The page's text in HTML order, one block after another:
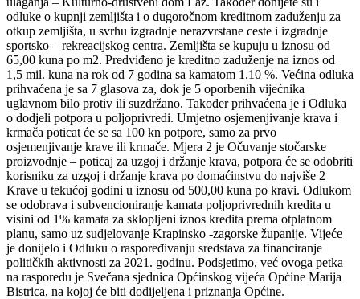
odluke o kupnji zemljišta i o dugoročnom kreditnom zaduženju za
otkup zemljišta, u svrhu izgradnje nerazvrstane ceste i izgradnje
sportsko – rekreacijskog centra. Zemljišta se kupuju u iznosu od
65,00 kuna po m2. Predviđeno je kreditno zaduženje na iznos od
1,5 mil. kuna na rok od 7 godina sa kamatom 1.10 %. Većina odluka
prihvaćena je sa 7 glasova za, dok je 5 oporbenih vijećnika
uglavnom bilo protiv ili suzdržano. Također prihvaćena je i Odluka
o dodjeli potpora u poljoprivredi. Umjetno osjemenjivanje krava i
krmača poticat će se sa 100 kn potpore, samo za prvo
osjemenjivanje krave ili krmače. Mjera 2 je Očuvanje stočarske
proizvodnje – poticaj za uzgoj i držanje krava, potpora će se odobriti
korisniku za uzgoj i držanje krava po domaćinstvu do najviše 2
Krave u tekućoj godini u iznosu od 500,00 kuna po kravi. Odlukom
se odobrava i subvencioniranje kamata poljoprivrednih kredita u
visini od 1% kamata za sklopljeni iznos kredita prema otplatnom
planu, samo uz sudjelovanje Krapinsko -zagorske županije. Vijeće
je donijelo i Odluku o raspoređivanju sredstava za financiranje
političkih aktivnosti za 2021. godinu. Podsjetimo, već ovoga petka
na rasporedu je Svečana sjednica Općinskog vijeća Općine Marija
Bistrica, na kojoj će biti dodijeljena i priznanja Općine.